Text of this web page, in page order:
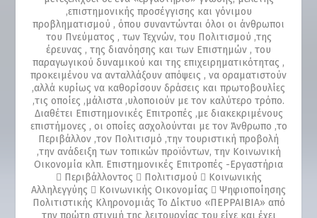
,επιστημονικής προσέγγισης και γόνιμου
προβληματισμού , όπου συναντώνται όλοι οι άνθρωποι
του Πνεύματος , των Τεχνών, του Πολιτισμού ,της
έρευνας , της διανόησης και των Επιστημών , του
παραγωγικού δυναμικού και της επιχειρηματικότητας ,
προκειμένου να ανταλλάξουν απόψεις , να οραματιστούν
,αλλά κυρίως να καθορίσουν δράσεις και πρωτοβουλίες
,τις οποίες ,μάλιστα ,υλοποιούν με τον καλύτερο τρόπο.
Διαθέτει Επιστημονικές Επιτροπές ,με διακεκριμένους
επιστήμονες , οι οποίες ασχολούνται με τον Άνθρωπο ,το
Περιβάλλον ,τον Πολιτισμό ,την τουριστική προβολή
,την ανάδειξη των τοπικών προϊόντων, την Κοινωνική
Οικονομία κλπ. Επιστημονικές Επιτροπές -Εργαστήρια
 Περιβάλλοντος  Πολιτισμού  Κοινωνικής
Αλληλεγγύης  Κοινωνικής Οικονομίας  Ψηφιοποίησης
Πολιτιστικής Κληρονομιάς Το Δίκτυο «ΠΕΡΡΑΙΒΙΑ» από